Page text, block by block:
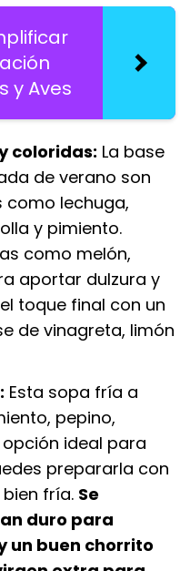
y Aves
coloridas: La base
de verano son
como lechuga,
y pimiento.
como melón,
aportar dulzura y
toque final con un
de vinagreta, limón
Esta sopa fría a
pepino,
ideal para
prepararla con
fría. Se
duro para
un buen chorrito